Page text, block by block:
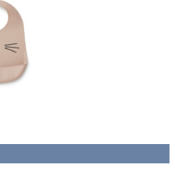
Auf die Wunschliste